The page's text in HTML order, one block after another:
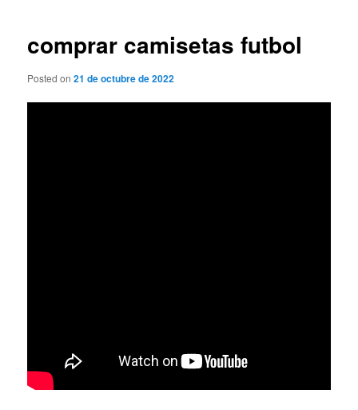
comprar camisetas futbol
Posted on21 de octubre de 2022